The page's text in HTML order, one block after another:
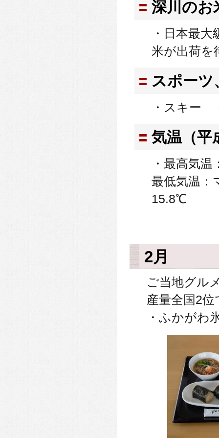
深川のお
・日本最
米が出荷
スポーツ
・スキー
気温（平
・最高気
最低気温
15.8℃
2月
ご当地グル
産量全国2位
・ふかがわ